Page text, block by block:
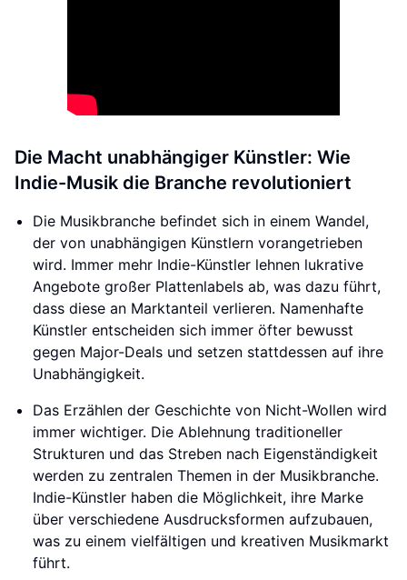
Die Macht unabhängiger Künstler: Wie
Indie-Musik die Branche revolutioniert
Die Musikbranche befindet sich in einem Wandel,
der von unabhängigen Künstlern vorangetrieben
wird. Immer mehr Indie-Künstler lehnen lukrative
Angebote großer Plattenlabels ab, was dazu führt,
dass diese an Marktanteil verlieren. Namenhafte
Künstler entscheiden sich immer öfter bewusst
gegen Major-Deals und setzen stattdessen auf ihre
Unabhängigkeit.
Das Erzählen der Geschichte von Nicht-Wollen wird
immer wichtiger. Die Ablehnung traditioneller
Strukturen und das Streben nach Eigenständigkeit
werden zu zentralen Themen in der Musikbranche.
Indie-Künstler haben die Möglichkeit, ihre Marke
über verschiedene Ausdrucksformen aufzubauen,
was zu einem vielfältigen und kreativen Musikmarkt
führt.